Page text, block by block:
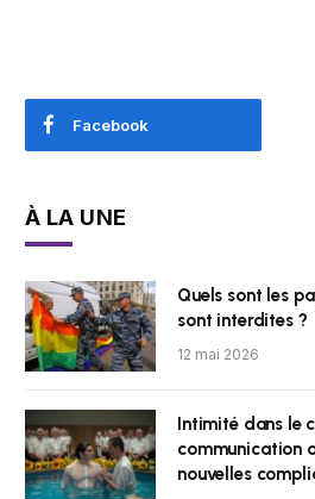
Facebook
À LA UNE
Quels sont les
sont interdites ?
12 mai 2026
Intimité dans le
communication
nouvelles